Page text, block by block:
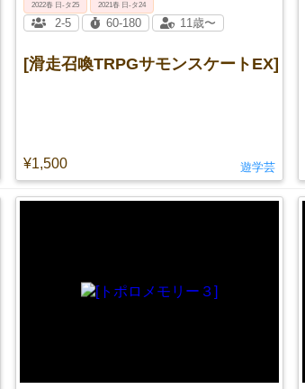
[滑走召喚TRPGサモンスケートEX]
¥1,500
2022春 日-タ25 2021春 日-タ24
2-5 60-180 11歳〜
遊学芸